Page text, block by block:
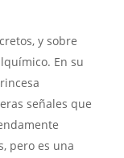
y sobre
En su
señales que
pero es una